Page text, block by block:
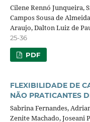
Cilene Rennó Junqueira,
Campos Sousa de
Araujo, Dalton Luiz de
25-36
PDF
FLEXIBILIDADE DE
NÃO PRATICANTES
Sabrina Fernandes,
Zenite Machado, Joseani